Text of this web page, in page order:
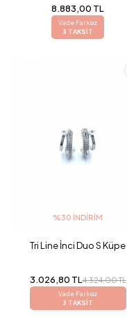
8.883,00 TL
Vade Farksız
3 TAKSİT
%30 İNDIRIM
Tri Line İnci Duo S Küpe
3.026,80 TL4.324,00 TL
Vade Farksız
3 TAKSİT